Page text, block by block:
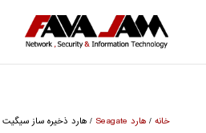
خانه/ هارد Seagate